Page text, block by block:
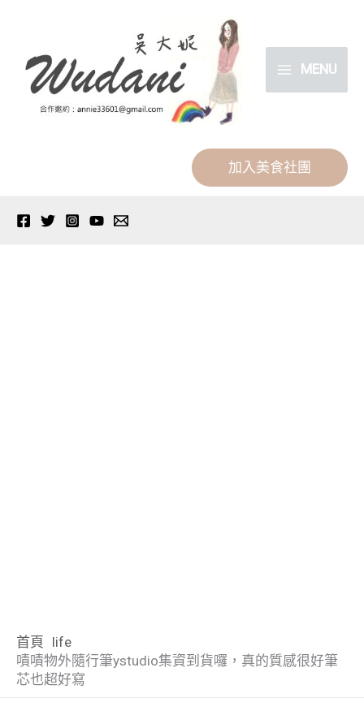
MENU
加入美食社團
首頁 life
嘖嘖物外隨行筆ystudio集資到貨囉，真的質感很好筆
芯也超好寫